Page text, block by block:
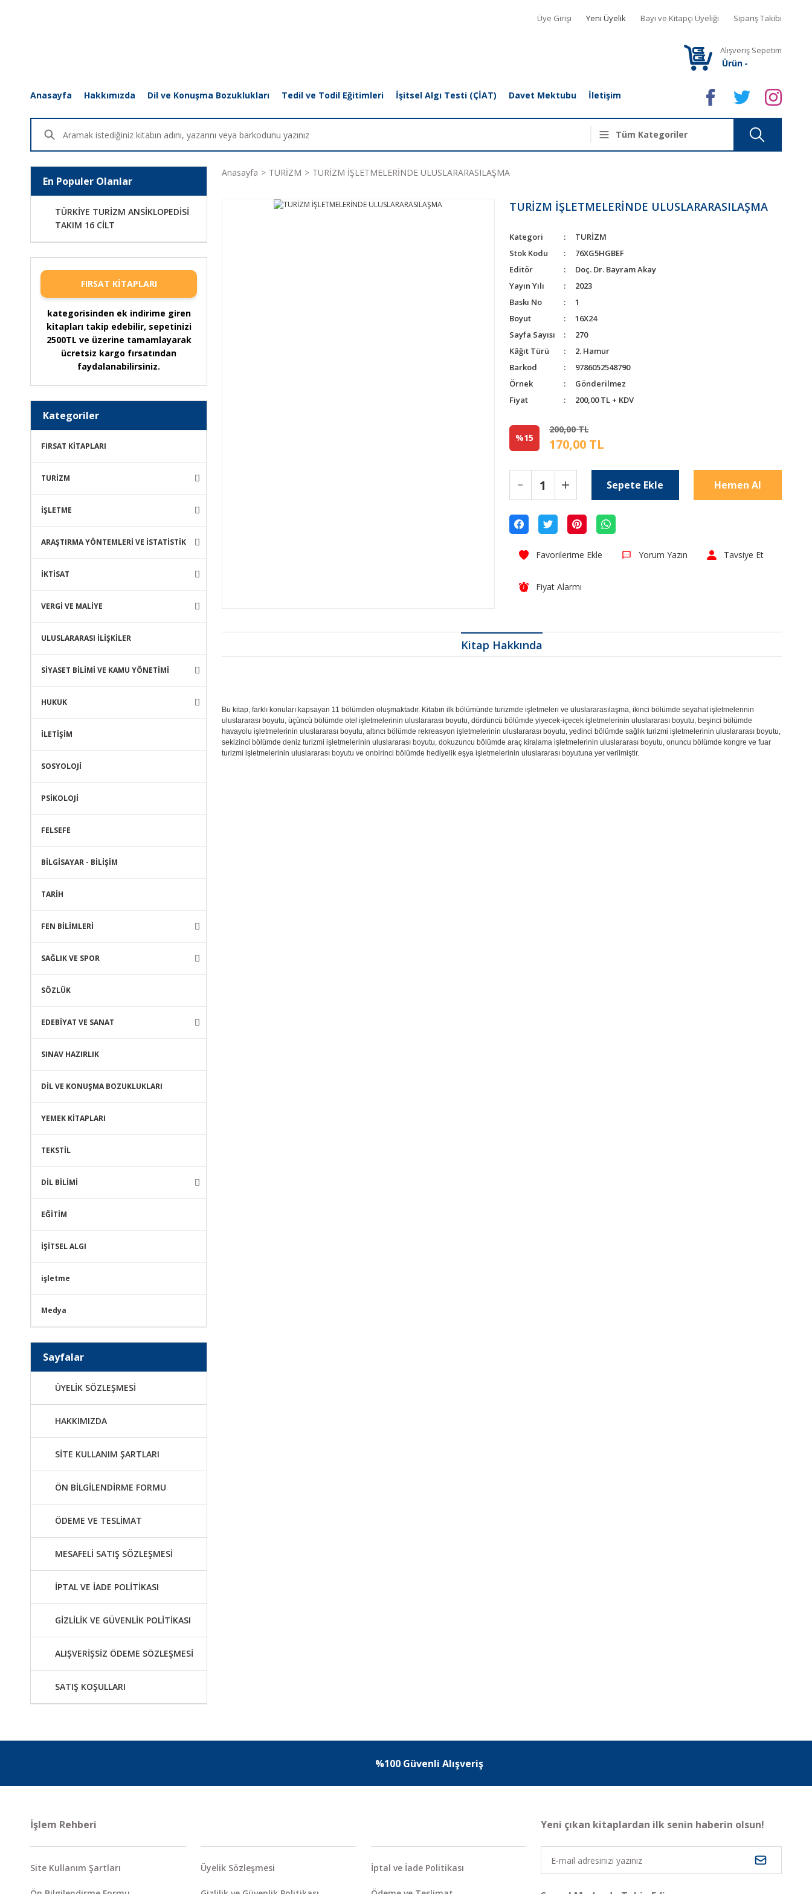
Üye Girişi Yeni Üyelik Bayi ve Kitapçı Üyeliği Sipariş Takibi
Alışveriş Sepetim
Ürün -
Anasayfa Hakkımızda Dil ve Konuşma Bozuklukları Tedil ve Todil Eğitimleri İşitsel Algı Testi (ÇİAT) Davet Mektubu İletişim
En Populer Olanlar
TÜRKİYE TURİZM ANSİKLOPEDİSİ
TAKIM 16 CİLT
FIRSAT KİTAPLARI
kategorisinden ek indirime giren
kitapları takip edebilir, sepetinizi
2500TL ve üzerine tamamlayarak
ücretsiz kargo fırsatından
faydalanabilirsiniz.
Kategoriler
FIRSAT KİTAPLARI
TURİZM
İŞLETME
ARAŞTIRMA YÖNTEMLERİ VE İSTATİSTİK
İKTİSAT
VERGİ VE MALİYE
ULUSLARARASI İLİŞKİLER
SİYASET BİLİMİ VE KAMU YÖNETİMİ
HUKUK
İLETİŞİM
SOSYOLOJİ
PSİKOLOJİ
FELSEFE
BİLGİSAYAR - BİLİŞİM
TARİH
FEN BİLİMLERİ
SAĞLIK VE SPOR
SÖZLÜK
EDEBİYAT VE SANAT
SINAV HAZIRLIK
DİL VE KONUŞMA BOZUKLUKLARI
YEMEK KİTAPLARI
TEKSTİL
DİL BİLİMİ
EĞİTİM
İŞİTSEL ALGI
işletme
Medya
Sayfalar
ÜYELİK SÖZLEŞMESİ
HAKKIMIZDA
SİTE KULLANIM ŞARTLARI
ÖN BİLGİLENDİRME FORMU
ÖDEME VE TESLİMAT
MESAFELİ SATIŞ SÖZLEŞMESİ
İPTAL VE İADE POLİTİKASI
GİZLİLİK VE GÜVENLİK POLİTİKASI
ALIŞVERİŞSİZ ÖDEME SÖZLEŞMESİ
SATIŞ KOŞULLARI
Anasayfa TURİZM TURİZM İŞLETMELERİNDE ULUSLARARASILAŞMA
TURİZM İŞLETMELERİNDE ULUSLARARASILAŞMA
Kategori
TURİZM
Stok Kodu
76XG5HGBEF
Editör
Doç. Dr. Bayram Akay
Yayın Yılı
2023
Baskı No
1
Boyut
16X24
Sayfa Sayısı
270
Kâğıt Türü
2. Hamur
Barkod
9786052548790
Örnek
Gönderilmez
Fiyat
200,00 TL + KDV
%15
200,00 TL
170,00 TL
Sepete Ekle Hemen Al
Yorum Yazın Tavsiye Et
Fiyat Alarmı
Kitap Hakkında
Bu kitap, farklı konuları kapsayan 11 bölümden oluşmaktadır. Kitabın ilk bölümünde turizmde işletmeleri ve uluslararasılaşma, ikinci bölümde seyahat işletmelerinin
uluslararası boyutu, üçüncü bölümde otel işletmelerinin uluslararası boyutu, dördüncü bölümde yiyecek-içecek işletmelerinin uluslararası boyutu, beşinci bölümde
havayolu işletmelerinin uluslararası boyutu, altıncı bölümde rekreasyon işletmelerinin uluslararası boyutu, yedinci bölümde sağlık turizmi işletmelerinin uluslararası boyutu,
sekizinci bölümde deniz turizmi işletmelerinin uluslararası boyutu, dokuzuncu bölümde araç kiralama işletmelerinin uluslararası boyutu, onuncu bölümde kongre ve fuar
turizmi işletmelerinin uluslararası boyutu ve onbirinci bölümde hediyelik eşya işletmelerinin uluslararası boyutuna yer verilmiştir.
%100 Güvenli Alışveriş
İşlem Rehberi
Site Kullanım Şartları Üyelik Sözleşmesi İptal ve İade Politikası
Yeni çıkan kitaplardan ilk senin haberin olsun!